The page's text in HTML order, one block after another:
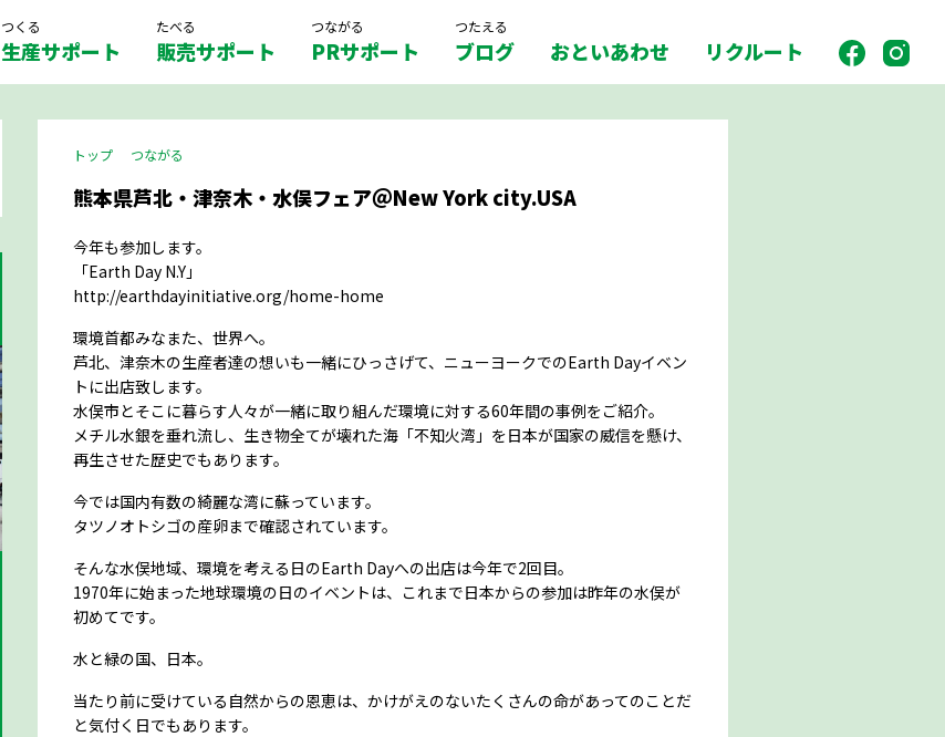
つくる
生産サポート
たべる
販売サポート
つながる
PRサポート
つたえる
ブログ おといあわせ リクルート
トップ つながる
熊本県芦北・津奈木・水俣フェア＠New York city.USA
今年も参加します。
「Earth Day N.Y」
http://earthdayinitiative.org/home-home
環境首都みなまた、世界へ。
芦北、津奈木の生産者達の想いも一緒にひっさげて、ニューヨークでのEarth Dayイベン
トに出店致します。
水俣市とそこに暮らす人々が一緒に取り組んだ環境に対する60年間の事例をご紹介。
メチル水銀を垂れ流し、生き物全てが壊れた海「不知火湾」を日本が国家の威信を懸け、
再生させた歴史でもあります。
今では国内有数の綺麗な湾に蘇っています。
タツノオトシゴの産卵まで確認されています。
そんな水俣地域、環境を考える日のEarth Dayへの出店は今年で2回目。
1970年に始まった地球環境の日のイベントは、これまで日本からの参加は昨年の水俣が
初めてです。
水と緑の国、日本。
当たり前に受けている自然からの恩恵は、かけがえのないたくさんの命があってのことだ
と気付く日でもあります。